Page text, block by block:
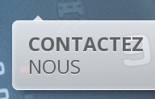
CONTACTEZ
NOUS